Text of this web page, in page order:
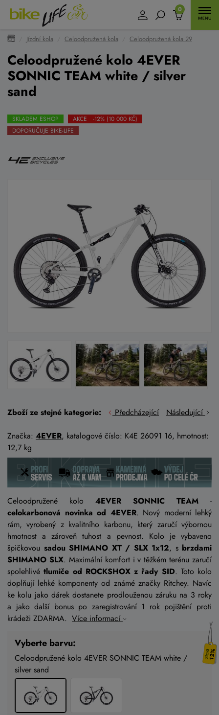
0
Jízdní kola Celoodpružená kola Celoodpružená kola 29
Celoodpružené kolo 4EVER
SONNIC TEAM white / silver
sand
SKLADEM ESHOP
AKCE -12% (10 000 KČ)
DOPORUČUJE BIKE-LIFE
Zboží ze stejné kategorie: Předcházející Následující
Značka: 4EVER, katalogové číslo: K4E 26091 16, hmotnost:
12,7 kg
Celoodpružené kolo 4EVER SONNIC TEAM -
celokarbonová novinka od 4EVER. Nový moderní lehký
rám, vyrobený z kvalitního karbonu, který zaručí výbornou
hmotnost a zároveň tuhost a pevnost. Kolo je vybaveno
špičkovou sadou SHIMANO XT / SLX 1x12, s brzdami
SHIMANO SLX. Maximální komfort i v těžkém terénu zaručí
spolehlivétlumiče od ROCKSHOX z řady SID. Toto kolo
doplňují lehké komponenty od známé značky Ritchey. Navíc
ke kolu jako dárek dostanete prodlouženou záruku na 3 roky
a jako další bonus po zaregistrování 1 rok pojištění proti
krádeži ZDARMA. Více informací
Vyberte barvu:
Celoodpružené kolo 4EVER SONNIC TEAM white /
silver sand
12%